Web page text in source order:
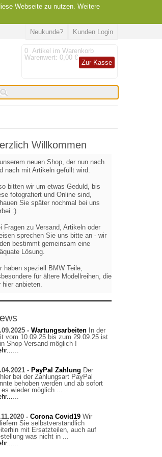
Webseite zu nutzen. Weitere
Kunden Login
Neukunde?
0 Artikel im Warenkorb
Warenwert: 0,00 €
Zur Kasse
Willkommen
neuen Shop, der nun nach
nach mit Artikeln gefüllt wird.
bitten wir um etwas Geduld, bis
fotografiert und Online sind,
Sie später nochmal bei uns
:)
Fragen zu Versand, Artikeln oder
sprechen Sie uns bitte an - wir
bestimmt gemeinsam eine
Lösung.
haben speziell BMW Teile,
für ältere Modellreihen, die
hier anbieten.
-Wartungsarbeiten In der
vom 10.09.25 bis zum 29.09.25 ist
Shop-Versand möglich !
...
- PayPal Zahlung Der
bei der Zahlungsart PayPal
behoben werden und ab sofort
es wieder möglich ...
...
-Corona Covid19 Wir
Sie selbstverständlich
mit Ersatzteilen, auch auf
was nicht in ...
...